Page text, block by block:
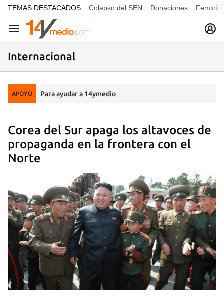
common.go-to-content
TEMAS DESTACADOS Colapso del SEN Donaciones
Navegación
Internacional
APOYO Para ayudar a 14ymedio
Corea del Sur apaga los altavoces de
propaganda en la frontera con el
Norte